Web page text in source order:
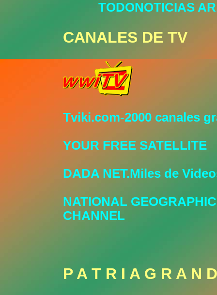
TODONOTICIAS
CANALES DE TV
Tviki.com-2000 canales
YOUR FREE SATELLITE
DADA NET.Miles de
NATIONAL GEOGRAPHIC
CHANNEL
P A T R I A G R A N